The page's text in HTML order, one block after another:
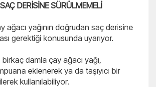
DERİSİNE SÜRÜLMEMELİ
ağacı yağının doğrudan saç derisine
gerektiği konusunda uyarıyor.
damla çay ağacı yağı,
eklenerek ya da taşıyıcı bir
kullanılabiliyor.